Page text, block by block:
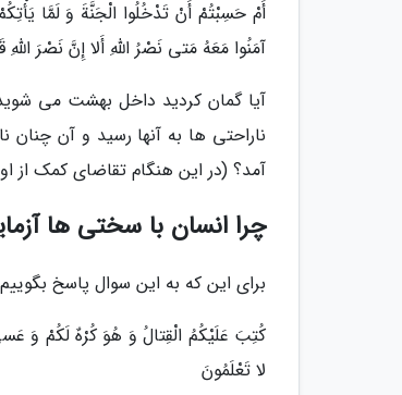
أَمْ حَسِبْتُمْ أَنْ تَدْخُلُوا الْجَنَّةَ وَ لَمَّا
آمَنُوا مَعَهُ مَتی نَصْرُ اللَّهِ أَلا إِنَّ نَصْرَ
آیا گمان کردید داخل بهشت می
ناراحتی ها به آنها رسید و آن
آمد؟ (در این هنگام تقاضای کمک از
چرا انسان با سختی ها
برای این که به این سوال پاسخ بگوییم شما را به آیه 216
کُتِبَ عَلَیْکُمُ الْقِتالُ وَ هُوَ کُرْهٌ لَکُمْ وَ
لا تَعْلَمُونَ